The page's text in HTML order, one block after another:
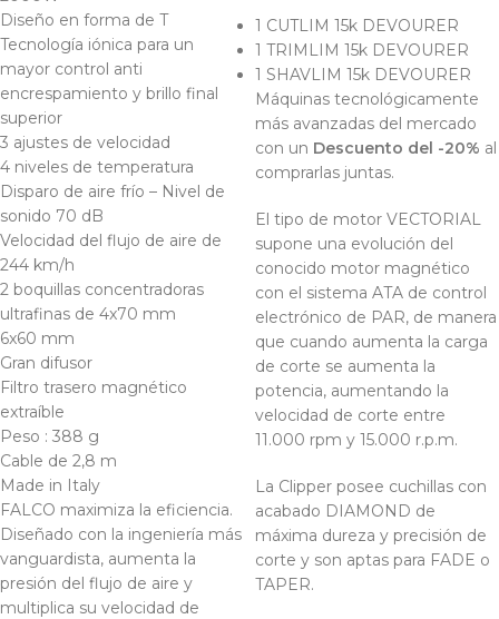
Diseño en forma de T
Tecnología iónica para un
mayor control anti
encrespamiento y brillo final
superior
3 ajustes de velocidad
4 niveles de temperatura
Disparo de aire frío – Nivel de
sonido 70 dB
Velocidad del flujo de aire de
244 km/h
2 boquillas concentradoras
ultrafinas de 4x70 mm
6x60 mm
Gran difusor
Filtro trasero magnético
extraíble
Peso : 388 g
Cable de 2,8 m
Made in Italy
FALCO maximiza la eficiencia.
Diseñado con la ingeniería más
vanguardista, aumenta la
presión del flujo de aire y
multiplica su velocidad de
1 CUTLIM 15k DEVOURER
1 TRIMLIM 15k DEVOURER
1 SHAVLIM 15k DEVOURER
Máquinas tecnológicamente
más avanzadas del mercado
con un Descuento del -20% al
comprarlas juntas.
El tipo de motor VECTORIAL
supone una evolución del
conocido motor magnético
con el sistema ATA de control
electrónico de PAR, de manera
que cuando aumenta la carga
de corte se aumenta la
potencia, aumentando la
velocidad de corte entre
11.000 rpm y 15.000 r.p.m.
La Clipper posee cuchillas con
acabado DIAMOND de
máxima dureza y precisión de
corte y son aptas para FADE o
TAPER.